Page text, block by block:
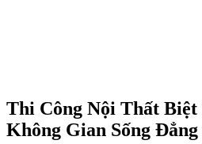
Thi Công Nội Thất
Không Gian Sống Đẳng